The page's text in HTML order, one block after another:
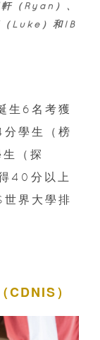
（Ryan）、
（Luke）和IB
生6名考獲
學生（榜
（探
40分以上
界大學排
）